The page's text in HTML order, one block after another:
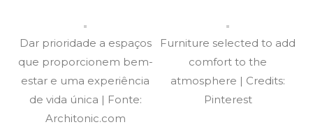
Dar prioridade a espaços
que proporcionem bem-
estar e uma experiência
de vida única | Fonte:
Architonic.com
Furniture selected to add
comfort to the
atmosphere | Credits:
Pinterest